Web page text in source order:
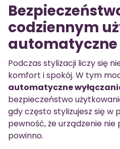
codziennym
automatyczne
Podczas stylizacji liczy się
komfort i spokój. W tym
automatyczne
bezpieczeństwo
gdy często stylizujesz się w
pewność, że urządzenie nie
powinno.